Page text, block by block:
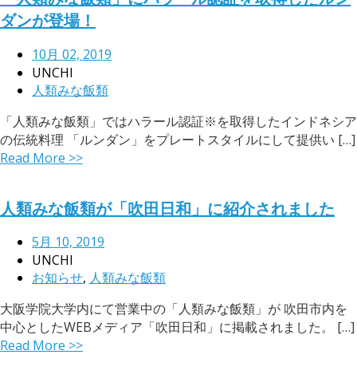
ダンが登場！
10月 02, 2019
UNCHI
人類みな飯類
「人類みな飯類」ではハラール認証※を取得したインドネシア
の伝統料理 「ルンダン」をプレートスタイルにして提供い […]
Read More >>
人類みな飯類が「吹田日和」に紹介されました
5月 10, 2019
UNCHI
お知らせ, 人類みな飯類
大阪学院大学内にて営業中の「人類みな飯類」が 吹田市内を
中心としたWEBメディア「吹田日和」に掲載されました。 […]
Read More >>